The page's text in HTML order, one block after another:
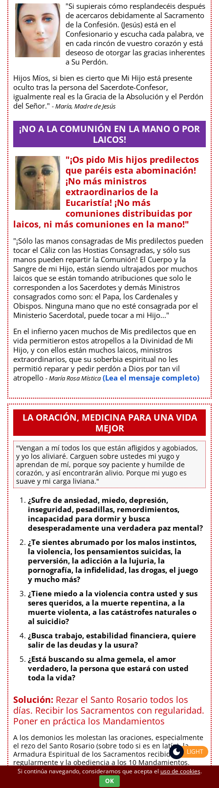
"Si supierais cómo resplandecéis después
de acercaros debidamente al Sacramento
de la Confesión. (Jesús) está en el
Confesionario y escucha cada palabra, ve
en cada rincón de vuestro corazón y está
deseoso de otorgar las gracias inherentes
a Su Perdón.
Hijos Míos, si bien es cierto que Mi Hijo está presente
oculto tras la persona del Sacerdote-Confesor,
igualmente real es la Gracia de la Absolución y el Perdón
del Señor." - María, Madre de Jesús
¡NO A LA COMUNIÓN EN LA MANO O POR
LAICOS!
"¡Os pido Mis hijos predilectos
que paréis esta abominación!
¡No más ministros
extraordinarios de la
Eucaristía! ¡No más
comuniones distribuidas por
laicos, ni más comuniones en la mano!"
"¡Sólo las manos consagradas de Mis predilectos pueden
tocar el Cáliz con las Hostias Consagradas, y sólo sus
manos pueden repartir la Comunión! El Cuerpo y la
Sangre de mi Hijo, están siendo ultrajados por muchos
laicos que se están tomando atribuciones que solo le
corresponden a los Sacerdotes y demás Ministros
consagrados como son: el Papa, los Cardenales y
Obispos. Ninguna mano que no esté consagrada por el
Ministerio Sacerdotal, puede tocar a mi Hijo..."
En el infierno yacen muchos de Mis predilectos que en
vida permitieron estos atropellos a la Divinidad de Mi
Hijo, y con ellos están muchos laicos, ministros
extraordinarios, que su soberbia espiritual no les
permitió reparar y pedir perdón a Dios por tan vil
atropello - María Rosa Mística (Lea el mensaje completo)
LA ORACIÓN, MEDICINA PARA UNA VIDA
MEJOR
"Vengan a mí todos los que están afligidos y agobiados,
y yo los aliviaré. Carguen sobre ustedes mi yugo y
aprendan de mí, porque soy paciente y humilde de
corazón, y así encontrarán alivio. Porque mi yugo es
suave y mi carga liviana."
¿Sufre de ansiedad, miedo, depresión,
inseguridad, pesadillas, remordimientos,
incapacidad para dormir y busca
desesperadamente una verdadera paz mental?
¿Te sientes abrumado por los malos instintos,
la violencia, los pensamientos suicidas, la
perversión, la adicción a la lujuria, la
pornografía, la infidelidad, las drogas, el juego
y mucho más?
¿Tiene miedo a la violencia contra usted y sus
seres queridos, a la muerte repentina, a la
muerte violenta, a las catástrofes naturales o
al suicidio?
¿Busca trabajo, estabilidad financiera, quiere
salir de las deudas y la usura?
¿Está buscando su alma gemela, el amor
verdadero, la persona que estará con usted
toda la vida?
Solución: Rezar el Santo Rosario todos los
días. Recibir los Sacramentos con regularidad.
Poner en práctica los Mandamientos
A los demonios les molestan las oraciones, especialmente
el rezo del Santo Rosario (sobre todo si es en latín), la
Armadura Espiritual de los Sacramentos recibidos
regularmente y la obediencia a los 10 Mandamientos.
Huyen caóticamente al infierno por el volumen de
sufrimiento que la persona en Gracia inflige a ellos. Esto
Si continúa navegando, consideramos que acepta el uso de cookies.
OK
LIGHT